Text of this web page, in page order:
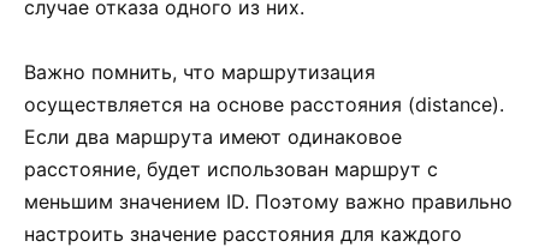
случае отказа одного из них.
Важно помнить, что маршрутизация
осуществляется на основе расстояния (distance).
Если два маршрута имеют одинаковое
расстояние, будет использован маршрут с
меньшим значением ID. Поэтому важно правильно
настроить значение расстояния для каждого